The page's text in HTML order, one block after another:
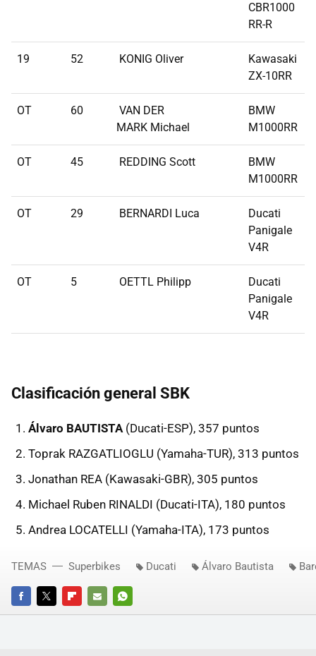
CBR1000
RR-R
19 52 KONIG Oliver
Kawasaki
ZX-10RR
OT 60
VAN DER
MARK Michael
BMW
M1000RR
OT 45 REDDING Scott
BMW
M1000RR
OT 29 BERNARDI Luca
Ducati
Panigale
V4R
OT 5 OETTL Philipp
Ducati
Panigale
V4R
Clasificación general SBK
Álvaro BAUTISTA(Ducati-ESP), 357 puntos
Toprak RAZGATLIOGLU (Yamaha-TUR), 313 puntos
Jonathan REA (Kawasaki-GBR), 305 puntos
Michael Ruben RINALDI (Ducati-ITA), 180 puntos
Andrea LOCATELLI (Yamaha-ITA), 173 puntos
FACEBOOKTWITTERFLIPBOARD
E-
WHATSAPP
TEMAS Superbikes Ducati Álvaro Bautista